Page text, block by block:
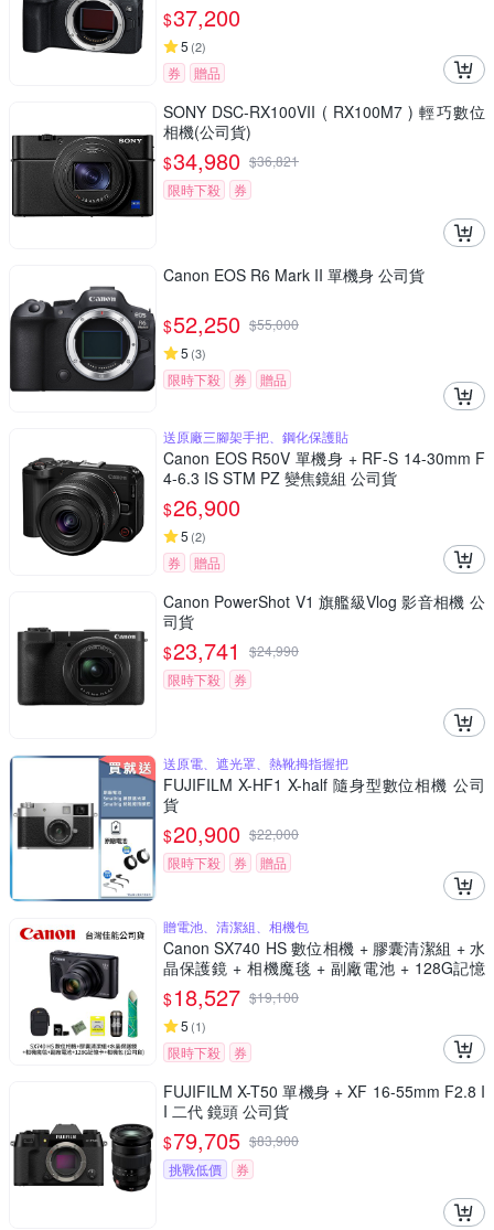
$37,200
5 (2)
券 贈品
SONY DSC-RX100VII ( RX100M7 ) 輕巧數位
相機(公司貨)
$34,980 $36,821
限時下殺
券
Canon EOS R6 Mark II 單機身 公司貨
$52,250 $55,000
5 (3)
限時下殺 券 贈品
送原廠三腳架手把、鋼化保護貼
Canon EOS R50V 單機身 + RF-S 14-30mm F
4-6.3 IS STM PZ 變焦鏡組 公司貨
$26,900
5 (2)
券 贈品
Canon PowerShot V1 旗艦級Vlog 影音相機 公
司貨
$23,741 $24,990
限時下殺
券
送原電、遮光罩、熱靴拇指握把
FUJIFILM X-HF1 X-half 隨身型數位相機 公司
貨
$20,900 $22,000
限時下殺
券 贈品
贈電池、清潔組、相機包
Canon SX740 HS 數位相機 + 膠囊清潔組 + 水
晶保護鏡 + 相機魔毯 + 副廠電池 + 128G記憶
卡 + 相機包 (公司貨)
$18,527 $19,100
5 (1)
限時下殺 券
FUJIFILM X-T50 單機身 + XF 16-55mm F2.8 I
I 二代 鏡頭 公司貨
$79,705 $83,900
挑戰低價
券